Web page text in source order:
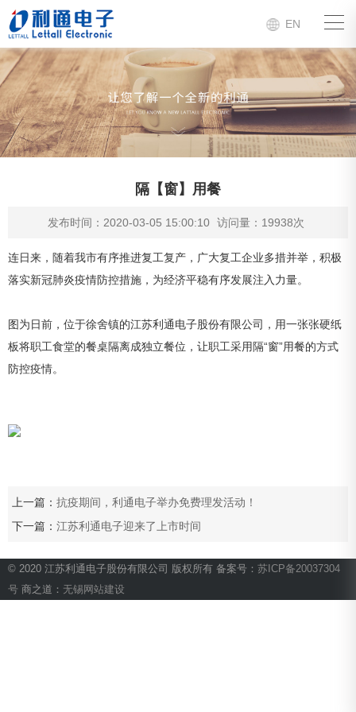
EN
隔【窗】用餐
发布时间：2020-03-05 15:00:10 访问量：19938次
连日来，随着我市有序推进复工复产，广大复工企业多措并举，积极
落实新冠肺炎疫情防控措施，为经济平稳有序发展注入力量。
图为日前，位于徐舍镇的江苏利通电子股份有限公司，用一张张硬纸
板将职工食堂的餐桌隔离成独立餐位，让职工采用隔“窗”用餐的方式
防控疫情。
上一篇： 抗疫期间，利通电子举办免费理发活动！
下一篇： 江苏利通电子迎来了上市时间
© 2020 江苏利通电子股份有限公司 版权所有 备案号： 苏ICP备20037304
号 商之道： 无锡网站建设